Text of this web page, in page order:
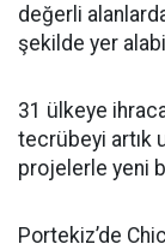
değerli
şekilde yer
31 ülkeye
tecrübeyi artık
projelerle yeni
Portekiz’de